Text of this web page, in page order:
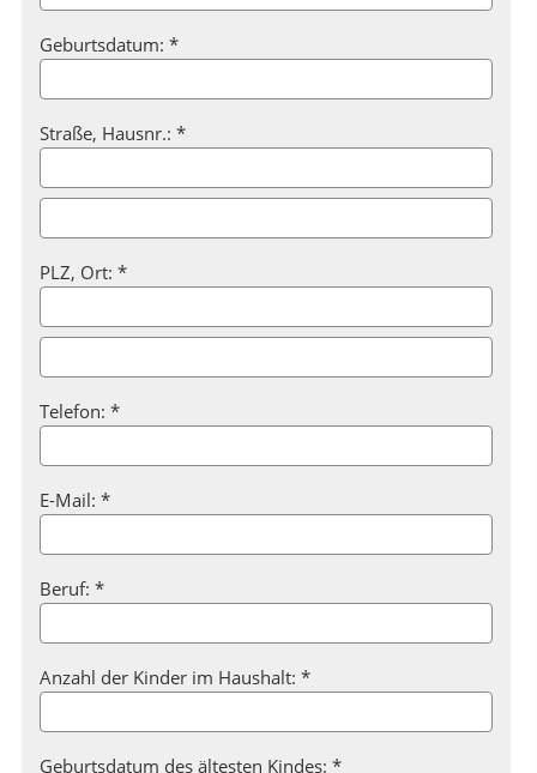
Geburtsdatum: *
Straße, Hausnr.: *
PLZ, Ort: *
Telefon: *
E-Mail: *
Beruf: *
Anzahl der Kinder im Haushalt: *
Geburtsdatum des ältesten Kindes: *